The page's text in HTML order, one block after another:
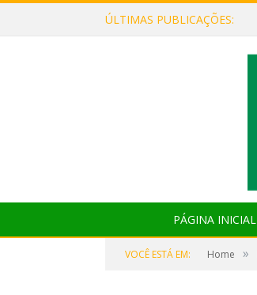
ÚLTIMAS PUBLICAÇÕES:
PÁGINA INICIAL
VOCÊ ESTÁ EM: Home »